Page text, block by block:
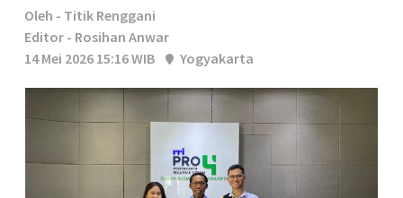
Oleh - Titik Renggani
Editor - Rosihan Anwar
14 Mei 2026 15:16 WIB
Yogyakarta